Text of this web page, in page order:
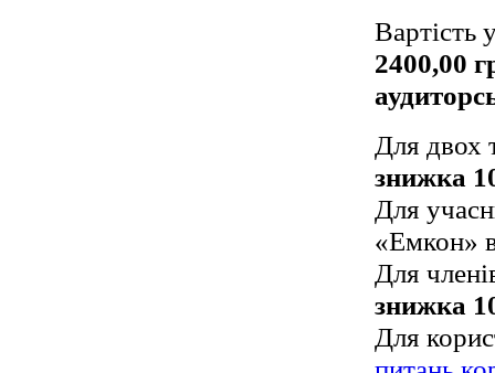
Вартість
2400,00
Для двох
знижка
Для
«Емкон»
Для
знижка
Для